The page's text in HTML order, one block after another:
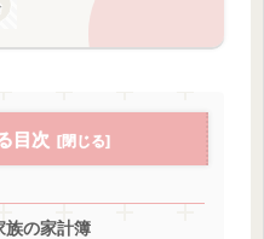
目次
族の家計簿